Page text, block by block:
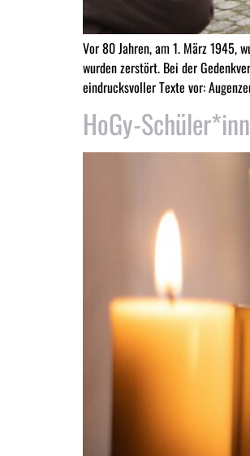
Vor 80 Jahren, am 1. März 1945,
wurden zerstört. Bei der
eindrucksvoller Texte vor:
HoGy-